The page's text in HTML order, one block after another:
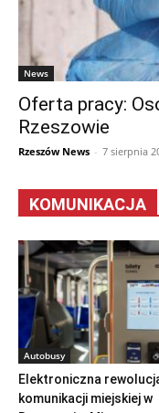
News
Oferta pracy:
Rzeszowie
Rzeszów News - 7 sierpnia
KOMUNIKACJA
Autobusy
Elektroniczna
komunikacji miejskiej w